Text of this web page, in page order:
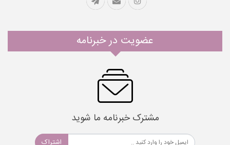
عضویت در خبرنامه
مشترک خبرنامه ما شوید
اشتراک